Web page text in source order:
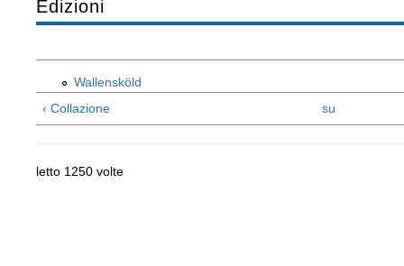
Edizioni
Wallensköld
‹ Collazione
su
letto 1250 volte